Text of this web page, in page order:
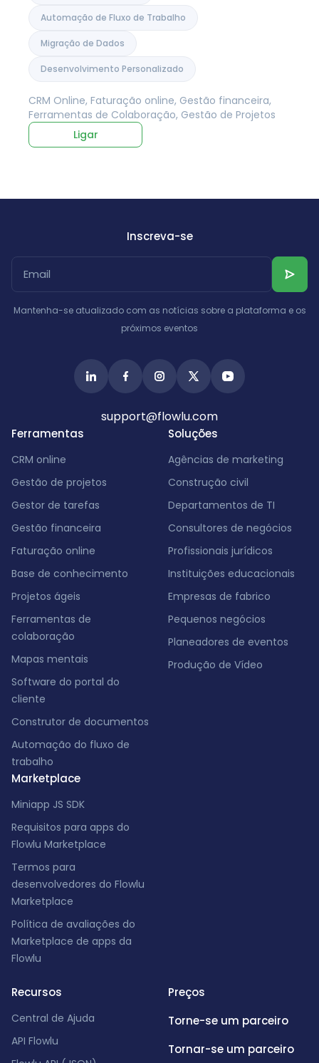
Automação de Fluxo de Trabalho
Migração de Dados
Desenvolvimento Personalizado
CRM Online, Faturação online, Gestão financeira,
Ferramentas de Colaboração, Gestão de Projetos
Ligar
Ferramentas
CRM online
Gestão de projetos
Gestor de tarefas
Gestão financeira
Faturação online
Base de conhecimento
Projetos ágeis
Ferramentas de
colaboração
Mapas mentais
Software do portal do
cliente
Construtor de documentos
Automação do fluxo de
trabalho
Marketplace
Miniapp JS SDK
Requisitos para apps do
Flowlu Marketplace
Termos para
desenvolvedores do Flowlu
Marketplace
Política de avaliações do
Marketplace de apps da
Flowlu
Soluções
Agências de marketing
Construção civil
Departamentos de TI
Consultores de negócios
Profissionais jurídicos
Instituições educacionais
Empresas de fabrico
Pequenos negócios
Planeadores de eventos
Produção de Vídeo
Recursos
Central de Ajuda
API Flowlu
Preços
Torne-se um parceiro
Tornar-se um parceiro
Inscreva-se
Mantenha-se atualizado com as notícias sobre a plataforma e os
próximos eventos
support@flowlu.com